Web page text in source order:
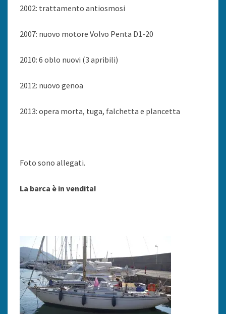
2002: trattamento antiosmosi
2007: nuovo motore Volvo Penta D1-20
2010: 6 oblo nuovi (3 apribili)
2012: nuovo genoa
2013: opera morta, tuga, falchetta e plancetta
Foto sono allegati.
La barca è in vendita!